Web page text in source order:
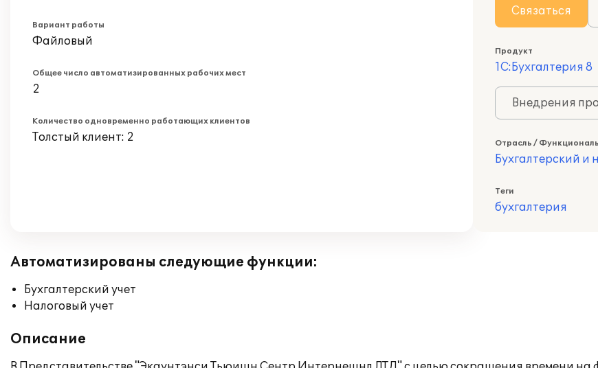
Вариант работы
Файловый
Общее число автоматизированных рабочих мест
2
Количество одновременно работающих клиентов
Толстый клиент: 2
Связаться
Продукт
1С:Бухгалтерия 8
Внедрения
Отрасль /
Бухгалтерский и
Теги
бухгалтерия
Автоматизированы следующие функции:
Бухгалтерский учет
Налоговый учет
Описание